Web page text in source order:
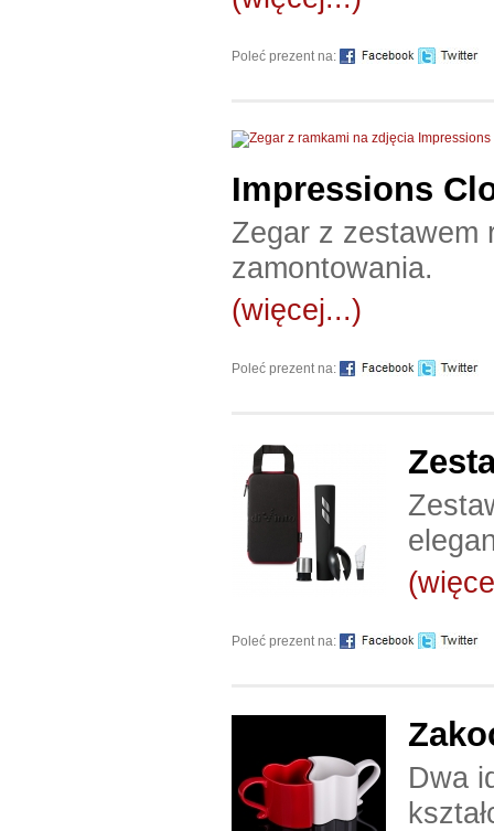
Poleć prezent na:
Impressions
Zegar z zestawem
zamontowania.
(więcej...)
Poleć prezent na:
Poleć prezent na:
Dwa